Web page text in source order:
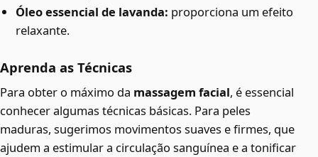
Óleo essencial de lavanda: proporciona um efeito
relaxante.
Aprenda as Técnicas
Para obter o máximo da massagem facial, é essencial
conhecer algumas técnicas básicas. Para peles
maduras, sugerimos movimentos suaves e firmes, que
ajudem a estimular a circulação sanguínea e a tonificar